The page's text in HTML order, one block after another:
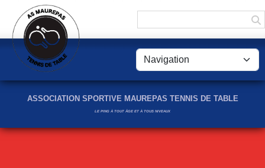
ASSOCIATION SPORTIVE MAUREPAS TENNIS DE TABLE
LE PING À TOUT ÂGE ET À TOUS NIVEAUX
Panneau de gestion des cookies